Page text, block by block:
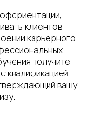
клиентов
карьерного
получите
квалификацией
вашу